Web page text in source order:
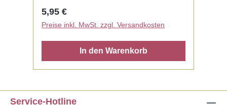
Regulärer Preis:
5,95 €
Preise inkl. MwSt. zzgl. Versandkosten
In den Warenkorb
Service-Hotline